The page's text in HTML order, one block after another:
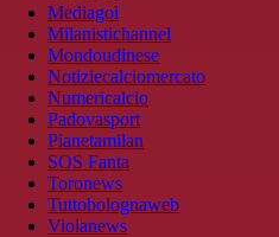
Mediagol
Milanistichannel
Mondoudinese
Notiziecalciomercato
Numericalcio
Padovasport
Pianetamilan
SOS Fanta
Toronews
Tuttobolognaweb
Violanews